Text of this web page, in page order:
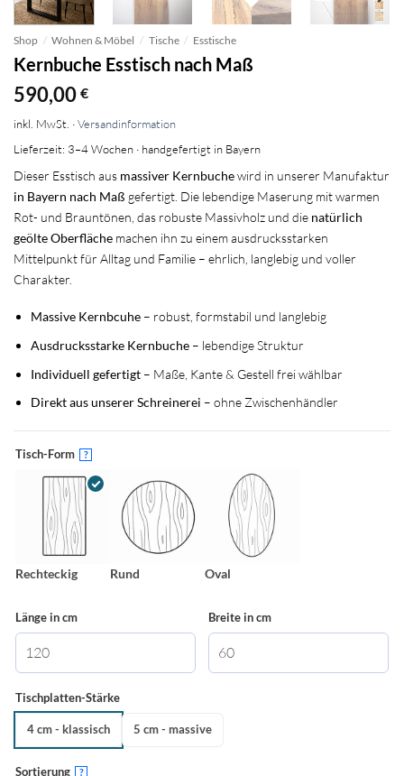
Shop / Wohnen & Möbel / Tische / Esstische
Kernbuche Esstisch nach Maß
590,00 €
inkl. MwSt. ·Versandinformation
Lieferzeit: 3–4 Wochen · handgefertigt in Bayern
Dieser Esstisch aus massiver Kernbuchewird in unserer Manufaktur
in Bayern nach Maß gefertigt. Die lebendige Maserung mit warmen
Rot- und Brauntönen, das robuste Massivholz und die natürlich
geölte Oberfläche machen ihn zu einem ausdrucksstarken
Mittelpunkt für Alltag und Familie – ehrlich, langlebig und voller
Charakter.
Massive Kernbcuhe– robust, formstabil und langlebig
Ausdrucksstarke Kernbuche– lebendige Struktur
Individuell gefertigt– Maße, Kante & Gestell frei wählbar
Direkt aus unserer Schreinerei – ohne Zwischenhändler
Tisch-Form ?
Rechteckig Rund Oval
Länge in cm Breite in cm
Tischplatten-Stärke
4 cm - klassisch 5 cm - massive
Sortierung ?